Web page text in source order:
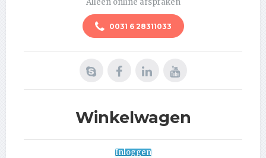
0031 6 28311033
Winkelwagen
Inloggen